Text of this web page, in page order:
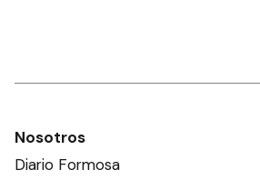
Nosotros
Diario Formosa